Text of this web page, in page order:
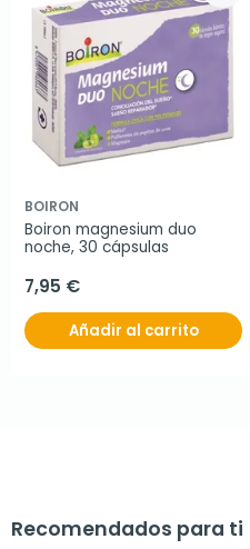
BOIRON
Boiron magnesium duo
noche, 30 cápsulas
7,95 €
Añadir al carrito
Recomendados para ti